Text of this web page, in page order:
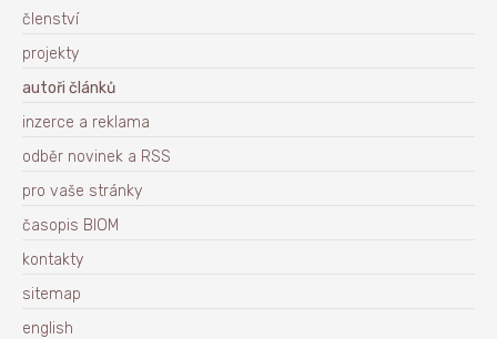
členství
projekty
autoři článků
inzerce a reklama
odběr novinek a RSS
pro vaše stránky
časopis BIOM
kontakty
sitemap
english